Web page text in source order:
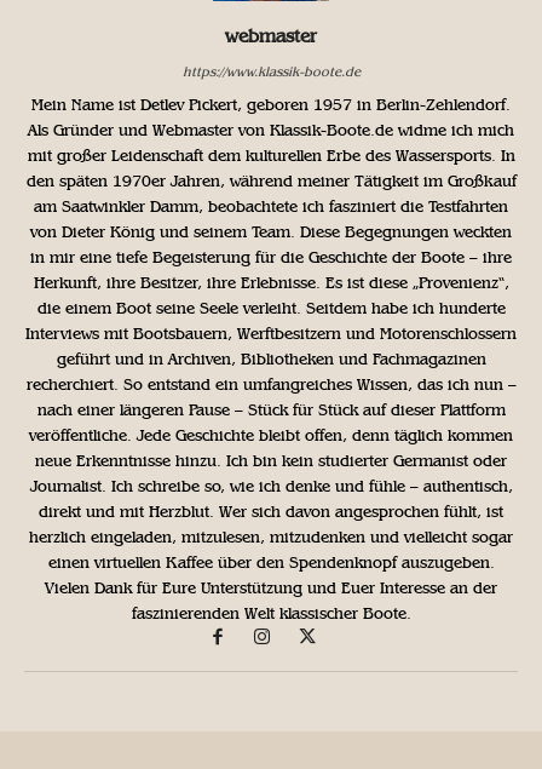
webmaster
https://www.klassik-boote.de
Mein Name ist Detlev Pickert, geboren 1957 in Berlin-Zehlendorf.
Als Gründer und Webmaster von Klassik-Boote.de widme ich mich
mit großer Leidenschaft dem kulturellen Erbe des Wassersports. In
den späten 1970er Jahren, während meiner Tätigkeit im Großkauf
am Saatwinkler Damm, beobachtete ich fasziniert die Testfahrten
von Dieter König und seinem Team. Diese Begegnungen weckten
in mir eine tiefe Begeisterung für die Geschichte der Boote – ihre
Herkunft, ihre Besitzer, ihre Erlebnisse. Es ist diese „Provenienz“,
die einem Boot seine Seele verleiht. Seitdem habe ich hunderte
Interviews mit Bootsbauern, Werftbesitzern und Motorenschlossern
geführt und in Archiven, Bibliotheken und Fachmagazinen
recherchiert. So entstand ein umfangreiches Wissen, das ich nun –
nach einer längeren Pause – Stück für Stück auf dieser Plattform
veröffentliche. Jede Geschichte bleibt offen, denn täglich kommen
neue Erkenntnisse hinzu. Ich bin kein studierter Germanist oder
Journalist. Ich schreibe so, wie ich denke und fühle – authentisch,
direkt und mit Herzblut. Wer sich davon angesprochen fühlt, ist
herzlich eingeladen, mitzulesen, mitzudenken und vielleicht sogar
einen virtuellen Kaffee über den Spendenknopf auszugeben.
Vielen Dank für Eure Unterstützung und Euer Interesse an der
faszinierenden Welt klassischer Boote.